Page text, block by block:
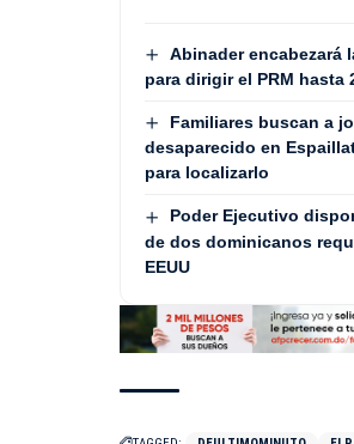
Abinader encabezará
para dirigir el PRM hasta
Familiares buscan a
desaparecido en
para localizarlo
Poder Ejecutivo
de dos dominicanos
EEUU